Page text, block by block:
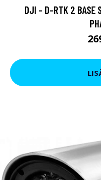
DJI - D-RTK 2 BASE